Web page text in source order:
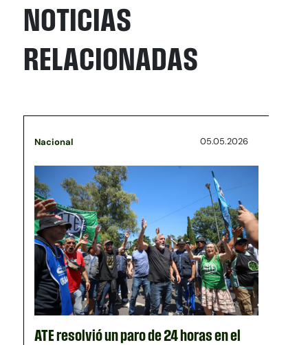
NOTICIAS
RELACIONADAS
Nacional 05.05.2026
ATE resolvió un paro de 24 horas en el